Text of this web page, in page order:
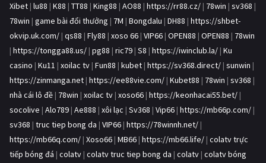
Xibet | lu88 | K88 | TT88 | King88 | AO88 | https://rr88.cz/ | 78win | sv368 |
78win | game bài đổi thưởng | 7M | Bongdalu | DH88 | https://shbet-
okvip.uk.com/ | qs88 | Fly88 | xoso 66 | VIP66 | OPEN88 | OPEN88 | 78win
| https://tongga88.us/ | pg88 | ric79 | S8 | https://iwinclub.la/ | Ku
casino | Ku11 | xoilac tv | Fun88 | kubet | https://sv368.direct/ | sunwin |
https://zinmanga.net | https://ee88vie.com/ | Kubet88 | 78win | sv368 |
nhà cái lô đề | 78win | xoilac tv | xoso66 | https://keonhacai55.bet/ |
socolive | Alo789 | Ae888 | xôi lạc | Sv368 | Vip66 | https://mb66p.com/ |
sv368 | truc tiep bong da | VIP66 | https://78winnh.net/ |
https://mb66q.com/ | Xoso66 | MB66 | https://mb66.life/ | colatv trực
tiếp bóng đá | colatv | colatv truc tiep bong da | colatv | colatv bóng